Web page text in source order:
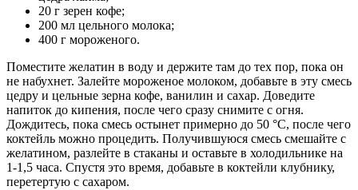
20 г зерен кофе;
200 мл цельного молока;
400 г мороженого.
Поместите желатин в воду и держите там до тех пор, пока он
не набухнет. Залейте мороженое молоком, добавьте в эту смесь
цедру и цельные зерна кофе, ванилин и сахар. Доведите
напиток до кипения, после чего сразу снимите с огня.
Дождитесь, пока смесь остынет примерно до 50 °C, после чего
коктейль можно процедить. Получившуюся смесь смешайте с
желатином, разлейте в стаканы и оставьте в холодильнике на
1-1,5 часа. Спустя это время, добавьте в коктейли клубнику,
перетертую с сахаром.